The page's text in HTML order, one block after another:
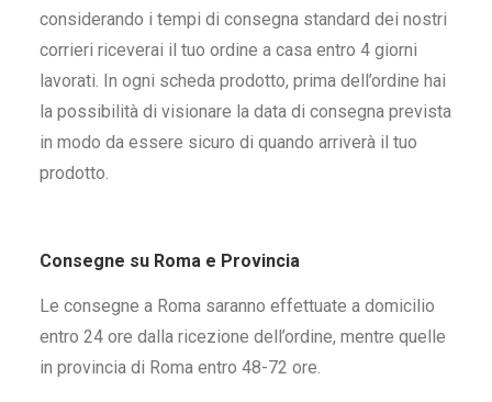
considerando i tempi di consegna standard dei nostri
corrieri riceverai il tuo ordine a casa entro 4 giorni
lavorati. In ogni scheda prodotto, prima dell’ordine hai
la possibilità di visionare la data di consegna prevista
in modo da essere sicuro di quando arriverà il tuo
prodotto.
Consegne su Roma e Provincia
Le consegne a Roma saranno effettuate a domicilio
entro 24 ore dalla ricezione dell’ordine, mentre quelle
in provincia di Roma entro 48-72 ore.